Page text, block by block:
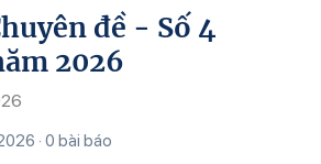
đề - Số 4
2026
0 bài báo